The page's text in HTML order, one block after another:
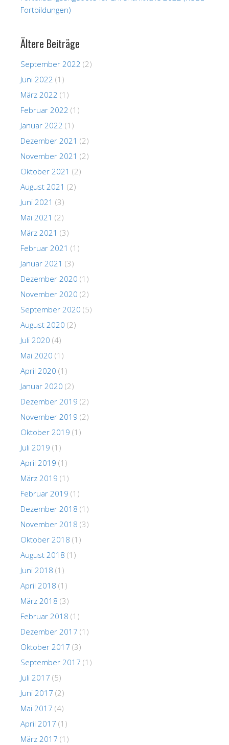
Fortbildungen)
Ältere Beiträge
September 2022 (2)
Juni 2022 (1)
März 2022 (1)
Februar 2022 (1)
Januar 2022 (1)
Dezember 2021 (2)
November 2021 (2)
Oktober 2021 (2)
August 2021 (2)
Juni 2021 (3)
Mai 2021 (2)
März 2021 (3)
Februar 2021 (1)
Januar 2021 (3)
Dezember 2020 (1)
November 2020 (2)
September 2020 (5)
August 2020 (2)
Juli 2020 (4)
Mai 2020 (1)
April 2020 (1)
Januar 2020 (2)
Dezember 2019 (2)
November 2019 (2)
Oktober 2019 (1)
Juli 2019 (1)
April 2019 (1)
März 2019 (1)
Februar 2019 (1)
Dezember 2018 (1)
November 2018 (3)
Oktober 2018 (1)
August 2018 (1)
Juni 2018 (1)
April 2018 (1)
März 2018 (3)
Februar 2018 (1)
Dezember 2017 (1)
Oktober 2017 (3)
September 2017 (1)
Juli 2017 (5)
Juni 2017 (2)
Mai 2017 (4)
April 2017 (1)
März 2017 (1)